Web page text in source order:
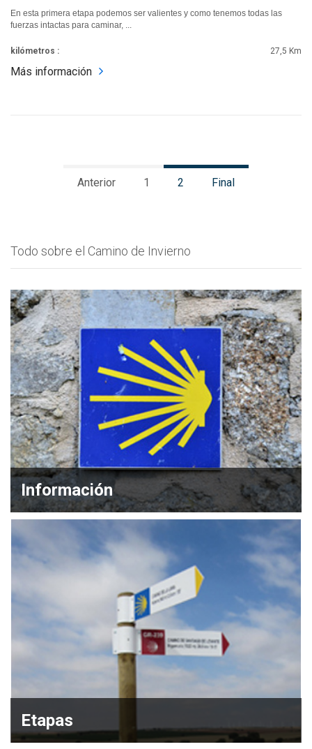
En esta primera etapa podemos ser valientes y como tenemos todas las
fuerzas intactas para caminar, ...
kilómetros : 27,5 Km
Más información
Anterior 1 2 Final
Todo sobre el Camino de Invierno
Información
Etapas